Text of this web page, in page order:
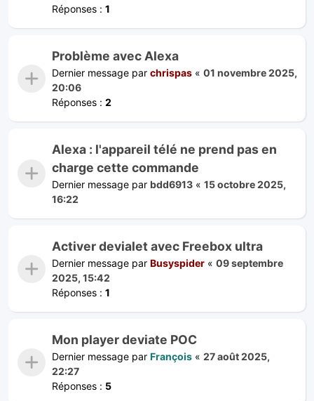
Réponses : 1
Problème avec Alexa
Dernier message par chrispas « 01 novembre 2025,
20:06
Réponses : 2
Alexa : l'appareil télé ne prend pas en
charge cette commande
Dernier message par bdd6913 « 15 octobre 2025,
16:22
Activer devialet avec Freebox ultra
Dernier message par Busyspider « 09 septembre
2025, 15:42
Réponses : 1
Mon player deviate POC
Dernier message par François « 27 août 2025,
22:27
Réponses : 5